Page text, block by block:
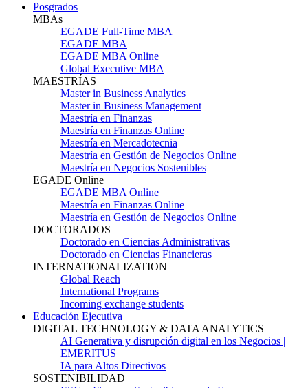
Posgrados
MBAs
EGADE Full-Time MBA
EGADE MBA
EGADE MBA Online
Global Executive MBA
MAESTRÍAS
Master in Business Analytics
Master in Business Management
Maestría en Finanzas
Maestría en Finanzas Online
Maestría en Mercadotecnia
Maestría en Gestión de Negocios Online
Maestría en Negocios Sostenibles
EGADE Online
EGADE MBA Online
Maestría en Finanzas Online
Maestría en Gestión de Negocios Online
DOCTORADOS
Doctorado en Ciencias Administrativas
Doctorado en Ciencias Financieras
INTERNATIONALIZATION
Global Reach
International Programs
Incoming exchange students
Educación Ejecutiva
DIGITAL TECHNOLOGY & DATA ANALYTICS
AI Generativa y disrupción digital en los Negocios |
EMERITUS
IA para Altos Directivos
SOSTENIBILIDAD